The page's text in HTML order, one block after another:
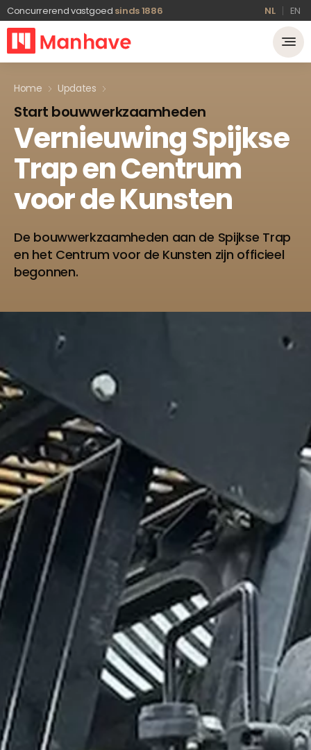
Concurrerend vastgoed sinds 1886 NL EN
Home Updates
Start bouwwerkzaamheden
VernieuwingSpijkse
TrapenCentrum
voordeKunsten
De bouwwerkzaamheden aan de Spijkse Trap
en het Centrum voor de Kunsten zijn officieel
begonnen.